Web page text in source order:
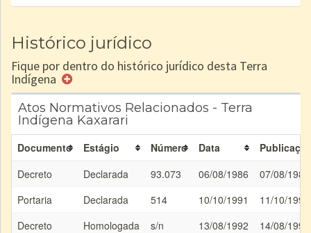
Histórico jurídico
Fique por dentro do histórico jurídico desta Terra
Indígena
Atos Normativos Relacionados - Terra
Indígena Kaxarari
Documento Estágio Número Data
Decreto
Declarada 93.073 06/08/1986
07/08/1986
Portaria
Declarada 514 10/10/1991
11/10/1991
Decreto
Homologada s/n 13/08/1992 14/08/1992